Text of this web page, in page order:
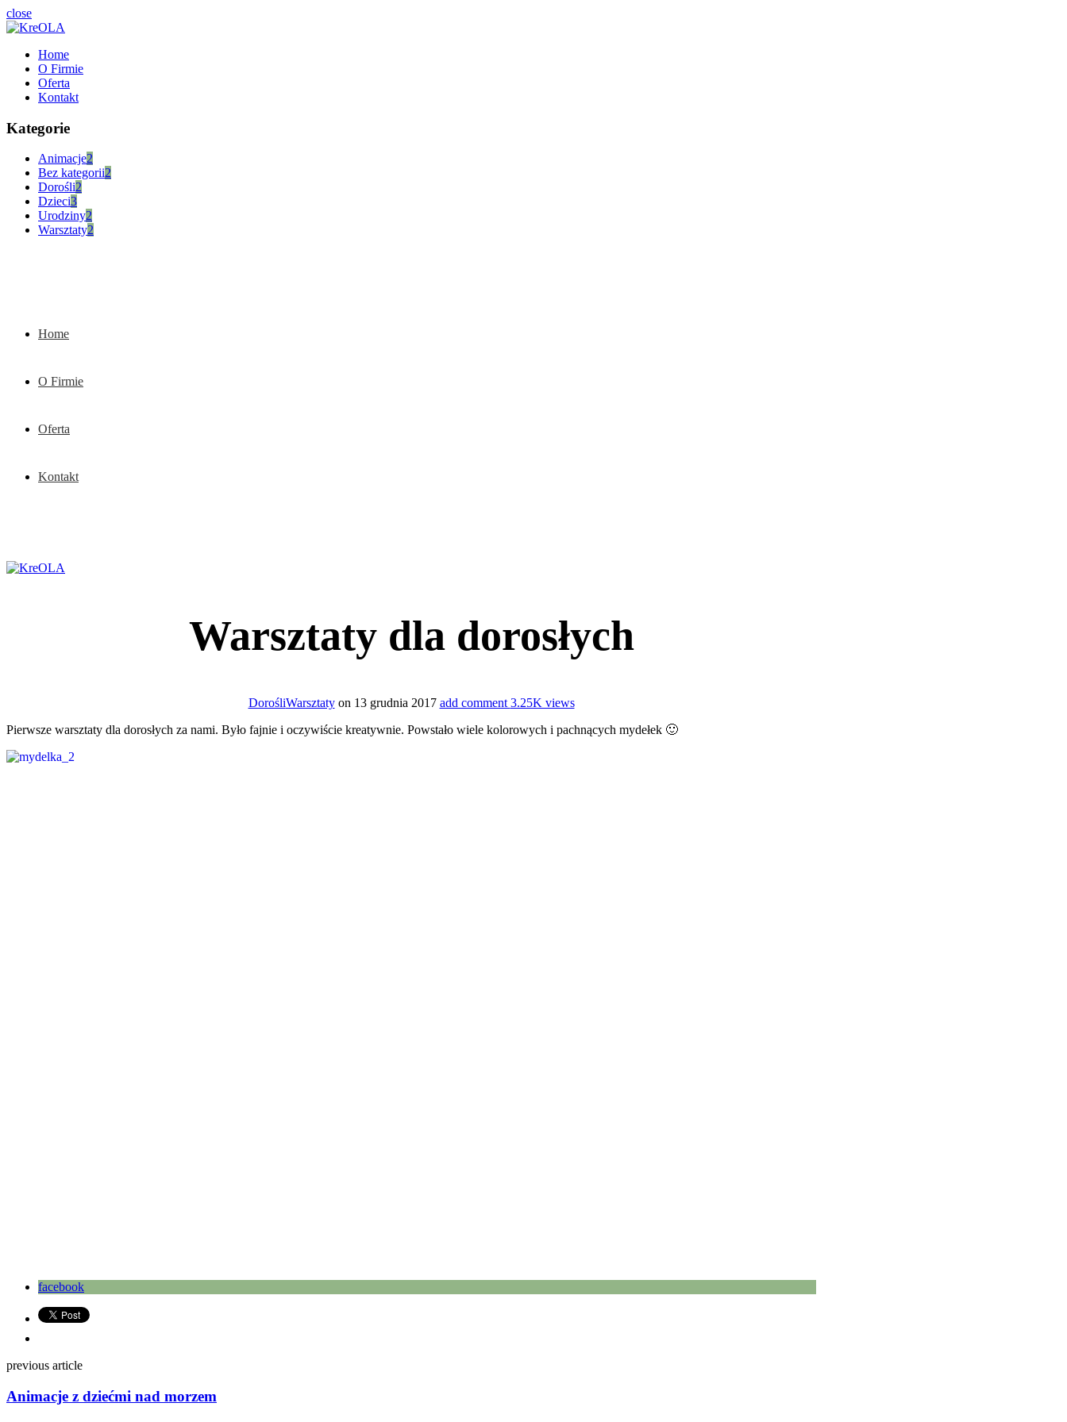
close
Home
O Firmie
Oferta
Kontakt
Kategorie
Animacje2
Bez kategorii2
Dorośli2
Dzieci3
Urodziny2
Warsztaty2
Home
O Firmie
Oferta
Kontakt
Warsztaty dla dorosłych
DorośliWarsztaty on 13 grudnia 2017 add comment 3.25K views
Pierwsze warsztaty dla dorosłych za nami. Było fajnie i oczywiście kreatywnie. Powstało wiele kolorowych i pachnących mydełek 🙂
facebook
previous article
Animacje z dziećmi nad morzem